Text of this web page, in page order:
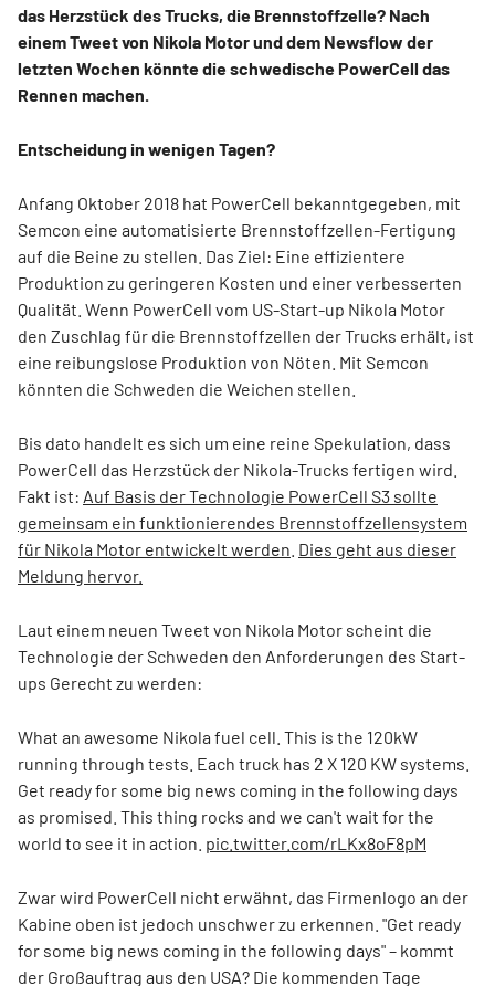
das Herzstück des Trucks, die Brennstoffzelle? Nach
einem Tweet von Nikola Motor und dem Newsflow der
letzten Wochen könnte die schwedische PowerCell das
Rennen machen.
Entscheidung in wenigen Tagen?
Anfang Oktober 2018 hat PowerCell bekanntgegeben, mit
Semcon eine automatisierte Brennstoffzellen-Fertigung
auf die Beine zu stellen. Das Ziel: Eine effizientere
Produktion zu geringeren Kosten und einer verbesserten
Qualität. Wenn PowerCell vom US-Start-up Nikola Motor
den Zuschlag für die Brennstoffzellen der Trucks erhält, ist
eine reibungslose Produktion von Nöten. Mit Semcon
könnten die Schweden die Weichen stellen.
Bis dato handelt es sich um eine reine Spekulation, dass
PowerCell das Herzstück der Nikola-Trucks fertigen wird.
Fakt ist: Auf Basis der Technologie PowerCell S3 sollte
gemeinsam ein funktionierendes Brennstoffzellensystem
für Nikola Motor entwickelt werden Dies geht aus dieser
Meldung hervor.
Laut einem neuen Tweet von Nikola Motor scheint die
Technologie der Schweden den Anforderungen des Start-
ups Gerecht zu werden:
What an awesome Nikola fuel cell. This is the 120kW
running through tests. Each truck has 2 X 120 KW systems.
Get ready for some big news coming in the following days
as promised. This thing rocks and we can't wait for the
world to see it in action. pic.twitter.com/rLKx8oF8pM
Zwar wird PowerCell nicht erwähnt, das Firmenlogo an der
Kabine oben ist jedoch unschwer zu erkennen. "Get ready
for some big news coming in the following days" – kommt
der Großauftrag aus den USA? Die kommenden Tage